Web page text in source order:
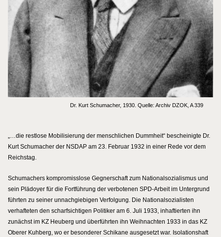
Dr. Kurt Schumacher, 1930. Quelle: Archiv DZOK, A 339
„…die restlose Mobilisierung der menschlichen Dummheit“ bescheinigte Dr.
Kurt Schumacher der NSDAP am 23. Februar 1932 in einer Rede vor dem
Reichstag.
Schumachers kompromisslose Gegnerschaft zum Nationalsozialismus und
sein Plädoyer für die Fortführung der verbotenen SPD-Arbeit im Untergrund
führten zu seiner unnachgiebigen Verfolgung. Die Nationalsozialisten
verhafteten den scharfsichtigen Politiker am 6. Juli 1933, inhaftierten ihn
zunächst im KZ Heuberg und überführten ihn Weihnachten 1933 in das KZ
Oberer Kuhberg, wo er besonderer Schikane ausgesetzt war. Isolationshaft